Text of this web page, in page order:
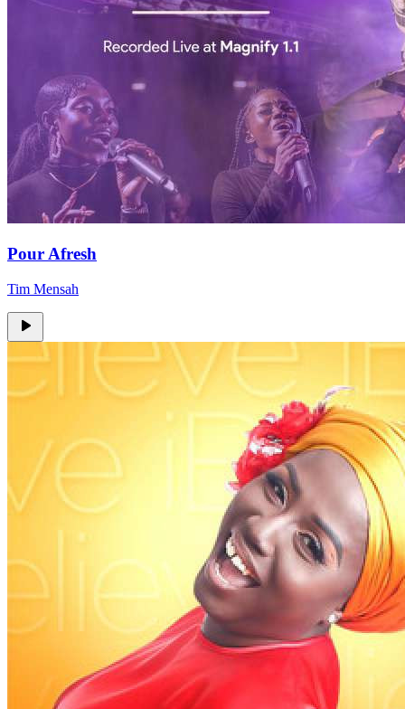
Pour Afresh
Tim Mensah